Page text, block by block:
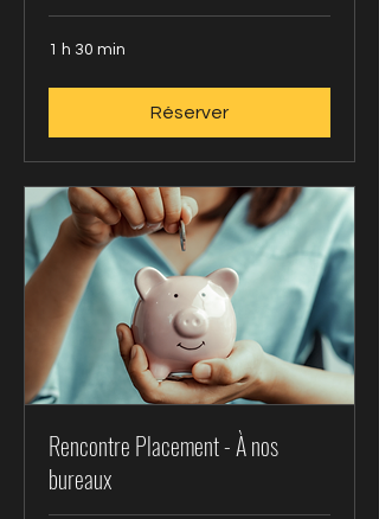
1 h 30 min
Réserver
Rencontre Placement - À nos
bureaux